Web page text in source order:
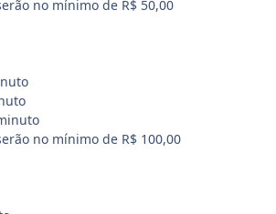
no mínimo de R$ 50,00
no mínimo de R$ 100,00